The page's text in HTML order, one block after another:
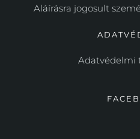
Aláírásra jogosult
Adatvédelmi